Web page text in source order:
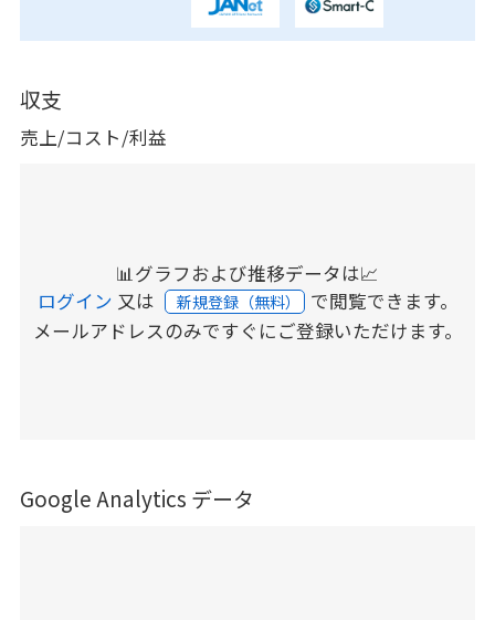
収支
売上/コスト/利益
📊グラフおよび推移データは📈
ログイン 又は 新規登録（無料） で閲覧できます。
メールアドレスのみですぐにご登録いただけます。
Google Analytics データ